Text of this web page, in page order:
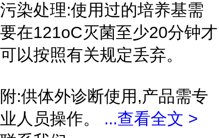
污染处理:使用过的培养基需
要在121oC灭菌至少20分钟才
可以按照有关规定丢弃。
附:供体外诊断使用,产品需专
业人员操作。 ...查看全文 >